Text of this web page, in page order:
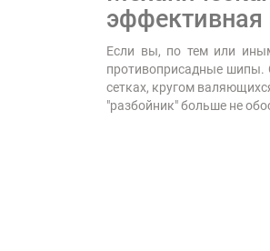
Если вы, по тем или
противоприсадные шипы.
сетках, кругом
"разбойник" больше не